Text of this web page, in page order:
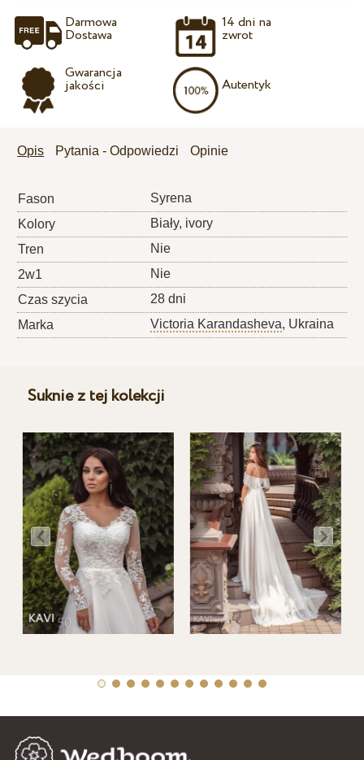
Darmowa
Dostawa
Gwarancja
jakości
14 dni na
zwrot
Autentyk
Opis Pytania - Odpowiedzi Opinie
Fason
Syrena
Kolory
Biały, ivory
Tren
Nie
2w1
Nie
Czas szycia
28 dni
Marka
Victoria Karandasheva, Ukraina
Suknie z tej kolekcji